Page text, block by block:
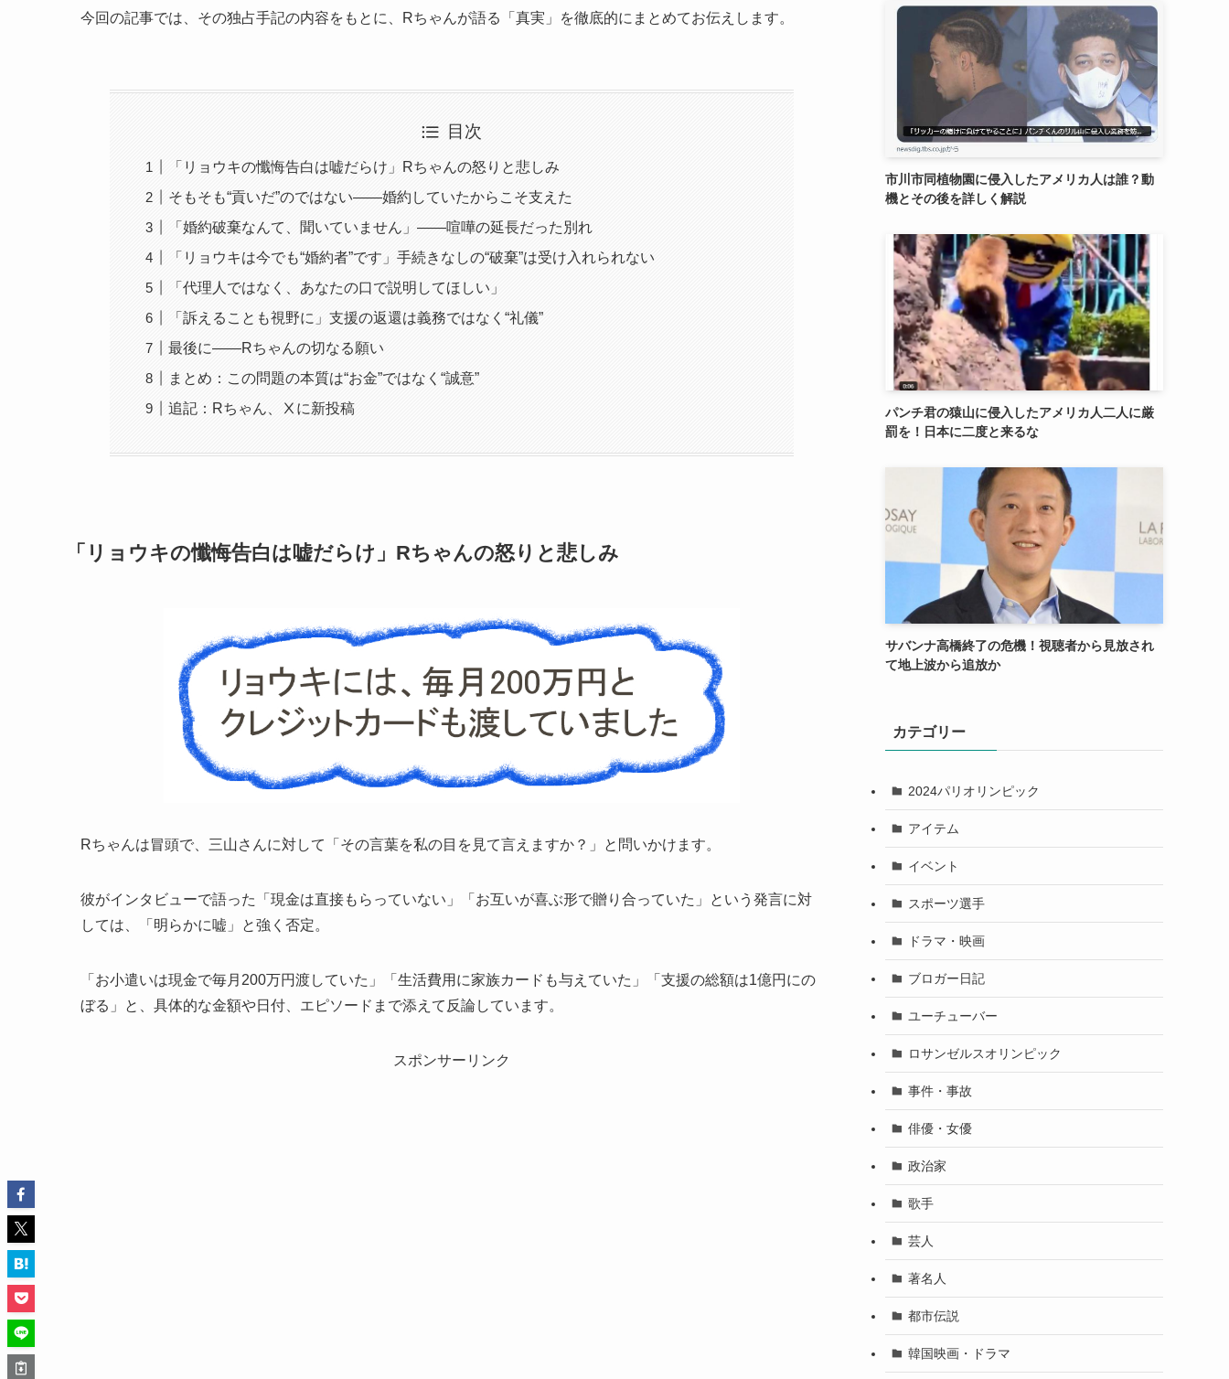
今回の記事では、その独占手記の内容をもとに、Rちゃんが語る「真実」を徹底的にまとめてお伝えします。
目次
「リョウキの懺悔告白は嘘だらけ」Rちゃんの怒りと悲しみ
そもそも“貢いだ”のではない――婚約していたからこそ支えた
「婚約破棄なんて、聞いていません」――喧嘩の延長だった別れ
「リョウキは今でも“婚約者”です」手続きなしの“破棄”は受け入れられない
「代理人ではなく、あなたの口で説明してほしい」
「訴えることも視野に」支援の返還は義務ではなく“礼儀”
最後に――Rちゃんの切なる願い
まとめ：この問題の本質は“お金”ではなく“誠意”
追記：Rちゃん、Ⅹに新投稿
「リョウキの懺悔告白は嘘だらけ」Rちゃんの怒りと悲しみ
Rちゃんは冒頭で、三山さんに対して「その言葉を私の目を見て言えますか？」と問いかけます。
彼がインタビューで語った「現金は直接もらっていない」「お互いが喜ぶ形で贈り合っていた」という発言に対
しては、「明らかに嘘」と強く否定。
「お小遣いは現金で毎月200万円渡していた」「生活費用に家族カードも与えていた」「支援の総額は1億円にの
ぼる」と、具体的な金額や日付、エピソードまで添えて反論しています。
スポンサーリンク
市川市同植物園に侵入したアメリカ人は誰？動
機とその後を詳しく解説
パンチ君の猿山に侵入したアメリカ人二人に厳
罰を！日本に二度と来るな
サバンナ高橋終了の危機！視聴者から見放され
て地上波から追放か
カテゴリー
2024パリオリンピック
アイテム
イベント
スポーツ選手
ドラマ・映画
ブロガー日記
ユーチューバー
ロサンゼルスオリンピック
事件・事故
俳優・女優
政治家
歌手
芸人
著名人
都市伝説
韓国映画・ドラマ